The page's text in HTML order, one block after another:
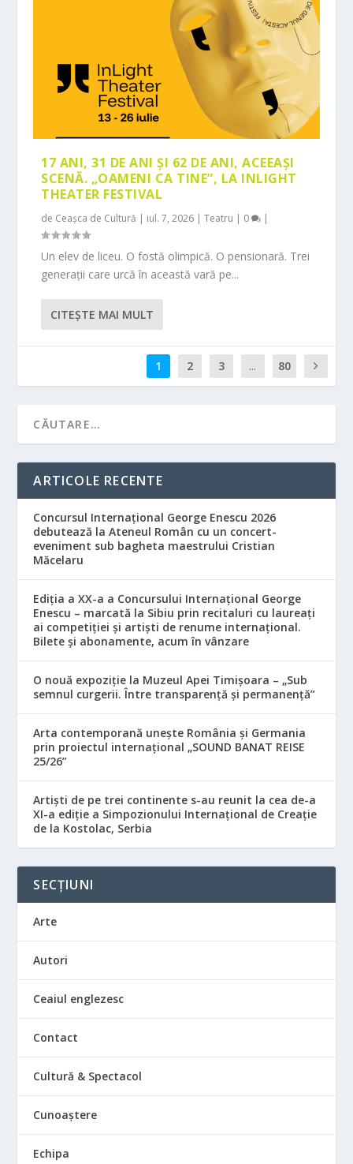
17 ANI, 31 DE ANI ȘI 62 DE ANI, ACEEAȘI
SCENĂ. „OAMENI CA TINE”, LA INLIGHT
THEATER FESTIVAL
de Ceașca de Cultură | iul. 7, 2026 |Teatru | 0 |
Un elev de liceu. O fostă olimpică. O pensionară. Trei
generații care urcă în această vară pe...
CITEŞTE MAI MULT
1 2 3 ... 80
ARTICOLE RECENTE
Concursul Internațional George Enescu 2026
debutează la Ateneul Român cu un concert-
eveniment sub bagheta maestrului Cristian
Măcelaru
Ediția a XX-a a Concursului Internațional George
Enescu – marcată la Sibiu prin recitaluri cu laureați
ai competiției și artiști de renume internațional.
Bilete și abonamente, acum în vânzare
O nouă expoziție la Muzeul Apei Timișoara – „Sub
semnul curgerii. Între transparență și permanență”
Arta contemporană unește România și Germania
prin proiectul internațional „SOUND BANAT REISE
25/26”
Artiști de pe trei continente s-au reunit la cea de-a
XI-a ediție a Simpozionului Internațional de Creație
de la Kostolac, Serbia
SECȚIUNI
Arte
Autori
Ceaiul englezesc
Contact
Cultură & Spectacol
Cunoaștere
Echipa